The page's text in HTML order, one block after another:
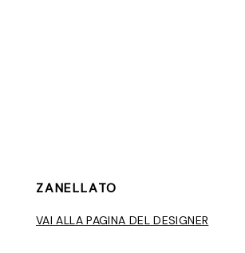
ZANELLATO
VAI ALLA PAGINA DEL DESIGNER